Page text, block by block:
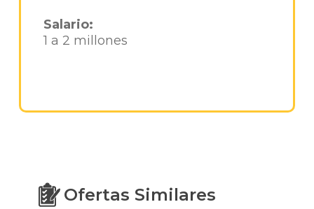
Salario:
1 a 2 millones
Ofertas Similares